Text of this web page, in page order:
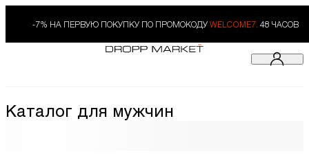
-7% НА ПЕРВУЮ ПОКУПКУ ПО ПРОМОКОДУ WELCOME7. 48 ЧАСОВ
Каталог для мужчин